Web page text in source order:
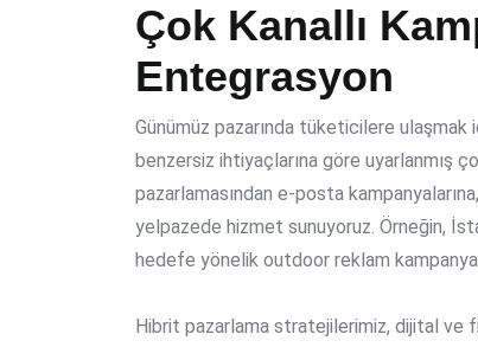
Çok Kanallı
Entegrasyon
Günümüz pazarında tüketicilere ulaşmak
benzersiz ihtiyaçlarına göre uyarlanmış
pazarlamasından e-posta
yelpazede hizmet sunuyoruz. Örneğin,
hedefe yönelik outdoor reklam
Hibrit pazarlama stratejilerimiz, dijital ve